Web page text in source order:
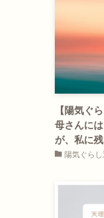
【陽気ぐ
母さんに
が、私に
陽気ぐらし